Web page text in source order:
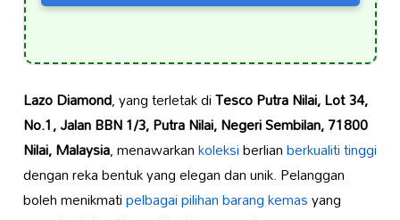
Lazo Diamond, yang terletak diTesco Putra Nilai, Lot 34,
No.1, Jalan BBN 1/3, Putra Nilai, Negeri Sembilan, 71800
Nilai, Malaysia, menawarkankoleksiberlianberkualiti tinggi
dengan reka bentuk yang elegan dan unik. Pelanggan
boleh menikmatipelbagai pilihan barang kemasyang